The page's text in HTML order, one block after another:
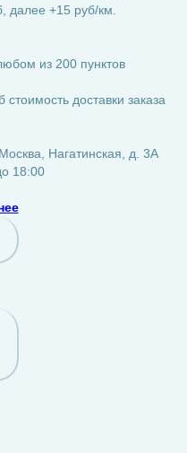
далее +15 руб/км.
из 200 пунктов
доставки заказа
Нагатинская, д. 3А
18:00